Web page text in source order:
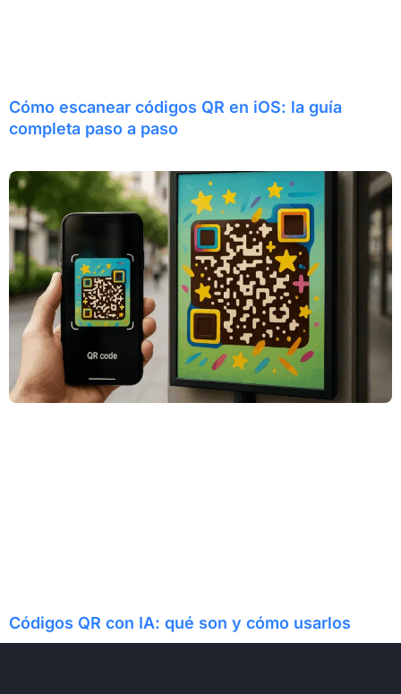
Cómo escanear códigos QR en iOS: la guía
completa paso a paso
Códigos QR con IA: qué son y cómo usarlos